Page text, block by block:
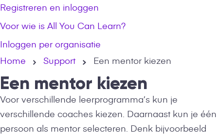
Registreren en inloggen
Voor wie is All You Can Learn?
Inloggen per organisatie
Home
Support Een mentor kiezen
Een mentor kiezen
Voor verschillende leerprogramma’s kun je
verschillende coaches kiezen. Daarnaast kun je één
persoon als mentor selecteren. Denk bijvoorbeeld